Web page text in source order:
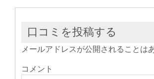
す) ィ
ウ
で
き
ま
す)
口コミを投稿する
メールアドレスが公開されることは
コメント